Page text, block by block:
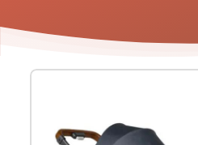
Product